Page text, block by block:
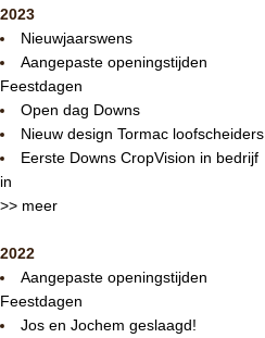
2023
Nieuwjaarswens
Aangepaste openingstijden
Feestdagen
Open dag Downs
Nieuw design Tormac loofscheiders
Eerste Downs CropVision in bedrijf
in
>> meer
2022
Aangepaste openingstijden
Feestdagen
Jos en Jochem geslaagd!